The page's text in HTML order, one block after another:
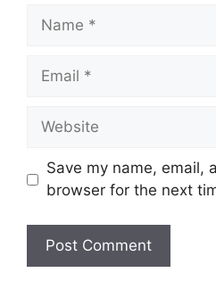
Name
Email
Website
Save my name, email,
browser for the next